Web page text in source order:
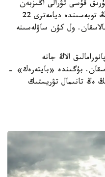
قۇسى تۋرالى اڭىزبەن
بايلانىستى. سوندىقتان مونۋمەنتتىڭ توبەسىندە ديامەترى 22
ول كۇن ساۋلەسىنە
الاڭ جانە
بۇگىندە «بايتەرەك» -
ەڭ تانىمال تۋريستىك